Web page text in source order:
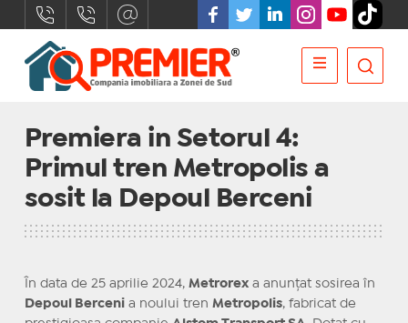
Premiera in Setorul 4:
Primul tren Metropolis a
sosit la Depoul Berceni
În data de 25 aprilie 2024, Metrorexa anunțat sosirea în
Depoul Bercenia noului tren Metropolis, fabricat de